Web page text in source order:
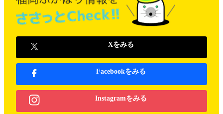
Xをみる
Facebookをみる
Instagramをみる